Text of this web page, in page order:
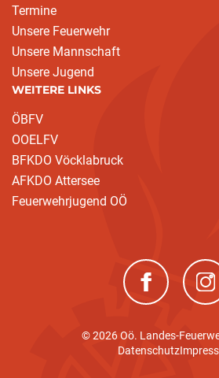
Termine
Unsere Feuerwehr
Unsere Mannschaft
Unsere Jugend
WEITERE LINKS
ÖBFV
OOELFV
BFKDO Vöcklabruck
AFKDO Attersee
Feuerwehrjugend OÖ
(neues
© 2026 Oö. Landes-
Datenschutz